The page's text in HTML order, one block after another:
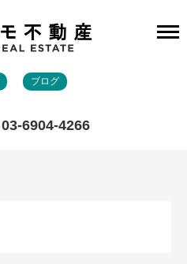
ブログ
03-6904-4266